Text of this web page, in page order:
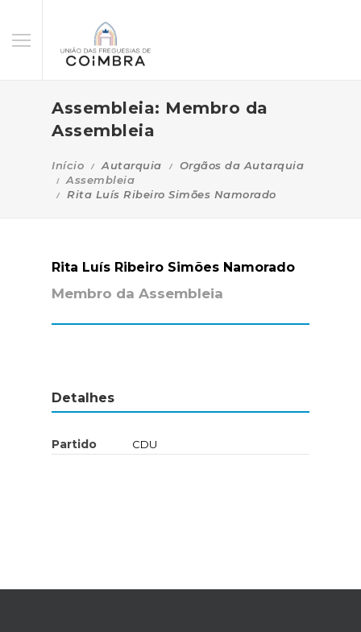
Assembleia: Membro da
Assembleia
Início Autarquia
Orgãos da Autarquia
Assembleia
Rita Luís Ribeiro Simões Namorado
Rita Luís Ribeiro Simões Namorado
Membro da Assembleia
Detalhes
Partido CDU